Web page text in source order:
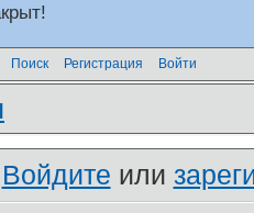
Поиск Регистрация Войти
Войдите или